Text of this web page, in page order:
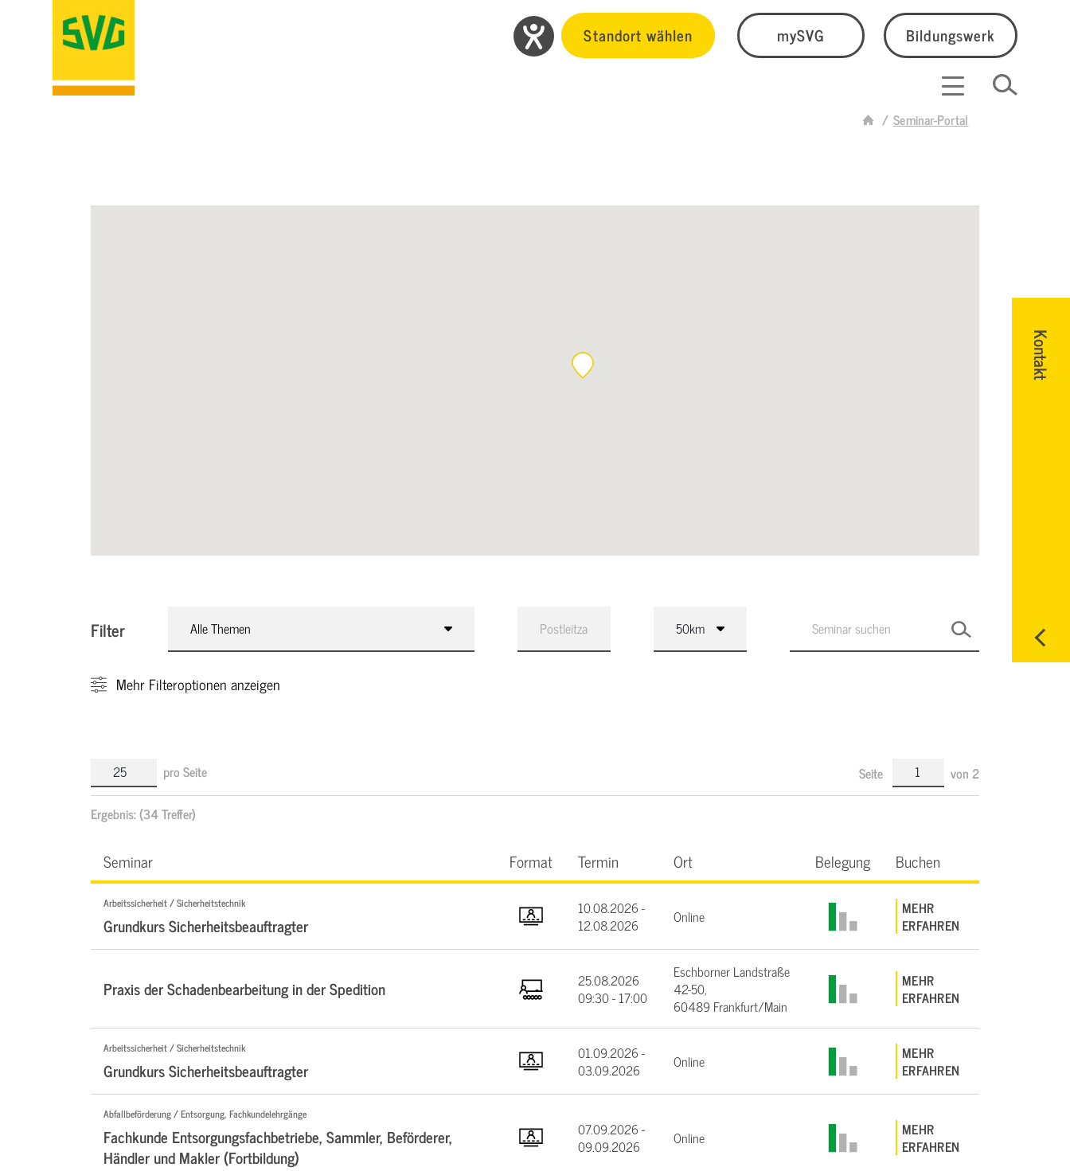
Standort wählen mySVG Bildungswerk
Seminar-Portal
Kontakt
Filter Alle Themen
Mehr Filteroptionen anzeigen
pro Seite Seite von2
Ergebnis:(34 Treffer)
Seminar Format Termin Ort Belegung Buchen
Arbeitssicherheit / Sicherheitstechnik
Grundkurs Sicherheitsbeauftragter
10.08.2026 -
12.08.2026
Online
MEHR
ERFAHREN
Praxis der Schadenbearbeitung in der Spedition
25.08.2026
09:30 - 17:00
Eschborner Landstraße
42-50,
60489 Frankfurt/Main
MEHR
ERFAHREN
Arbeitssicherheit / Sicherheitstechnik
Grundkurs Sicherheitsbeauftragter
01.09.2026 -
03.09.2026
Online
MEHR
ERFAHREN
Abfallbeförderung / Entsorgung, Fachkundelehrgänge
Fachkunde Entsorgungsfachbetriebe, Sammler, Beförderer,
Händler und Makler (Fortbildung)
07.09.2026 -
09.09.2026
Online
MEHR
ERFAHREN